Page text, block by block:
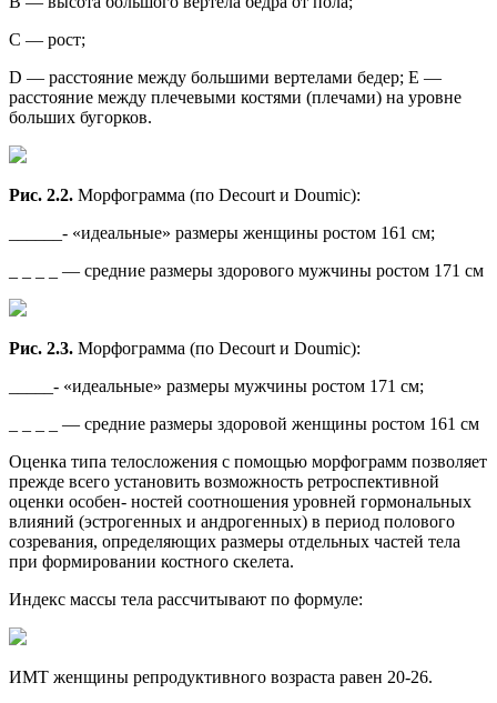
С — рост;
D — расстояние между большими вертелами бедер; E —
расстояние между плечевыми костями (плечами) на уровне
больших бугорков.
Рис. 2.2. Морфограмма (по Decourt и Doumic):
______- «идеальные» размеры женщины ростом 161 см;
_ _ _ _ — средние размеры здорового мужчины ростом 171 см
Рис. 2.3. Морфограмма (по Decourt и Doumic):
_____- «идеальные» размеры мужчины ростом 171 см;
_ _ _ _ — средние размеры здоровой женщины ростом 161 см
Оценка типа телосложения с помощью морфограмм позволяет
прежде всего установить возможность ретроспективной
оценки особен- ностей соотношения уровней гормональных
влияний (эстрогенных и андрогенных) в период полового
созревания, определяющих размеры отдельных частей тела
при формировании костного скелета.
Индекс массы тела рассчитывают по формуле:
ИМТ женщины репродуктивного возраста равен 20-26.